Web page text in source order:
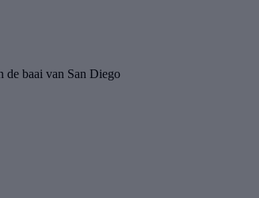
de baai van San Diego